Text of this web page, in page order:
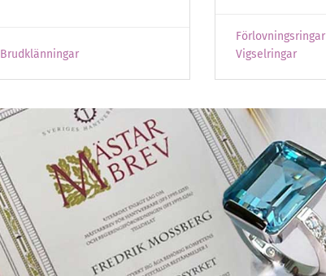
Brudklänningar
Förlovningsringar
Vigselringar